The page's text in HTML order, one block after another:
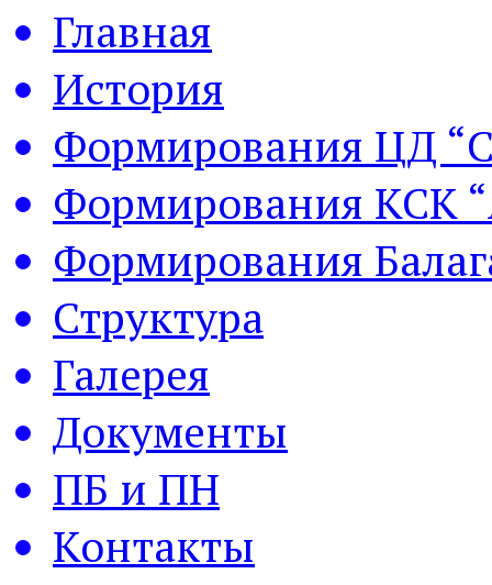
Главная
История
Формирования ЦД
Формирования КСК
Формирования
Структура
Галерея
Документы
ПБ и ПН
Контакты